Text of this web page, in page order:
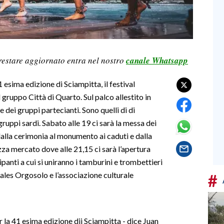
aggiornato entra nel nostro canale Whatsapp
esima edizione di Sciampitta, il festival
Città di Quarto. Sul palco allestito in
dei gruppi partecianti. Sono quelli di di
sardi. Sabato alle 19 ci sarà la messa dei
cerimonia al monumento ai caduti e dalla
mercato dove alle 21,15 ci sarà l’apertura
a cui si uniranno i tamburini e trombettieri
Orgosolo e l’associazione culturale
la 41 esima edizione dii Sciampitta - dice Juan
#